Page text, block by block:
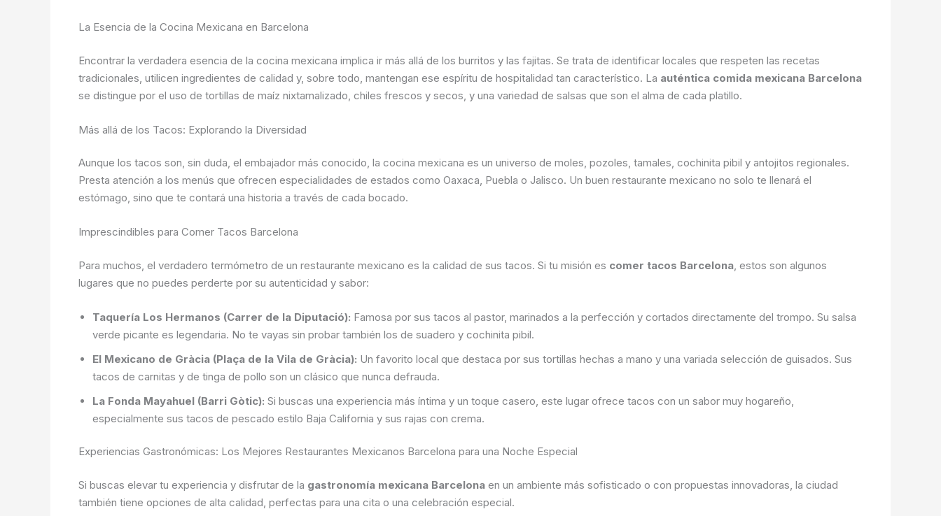
La Esencia de la Cocina Mexicana en Barcelona
Encontrar la verdadera esencia de la cocina mexicana implica ir más allá de los burritos y las fajitas. Se trata de identificar locales que respeten las recetas
tradicionales, utilicen ingredientes de calidad y, sobre todo, mantengan ese espíritu de hospitalidad tan característico. La auténtica comida mexicana Barcelona
se distingue por el uso de tortillas de maíz nixtamalizado, chiles frescos y secos, y una variedad de salsas que son el alma de cada platillo.
Más allá de los Tacos: Explorando la Diversidad
Aunque los tacos son, sin duda, el embajador más conocido, la cocina mexicana es un universo de moles, pozoles, tamales, cochinita pibil y antojitos regionales.
Presta atención a los menús que ofrecen especialidades de estados como Oaxaca, Puebla o Jalisco. Un buen restaurante mexicano no solo te llenará el
estómago, sino que te contará una historia a través de cada bocado.
Imprescindibles para Comer Tacos Barcelona
Para muchos, el verdadero termómetro de un restaurante mexicano es la calidad de sus tacos. Si tu misión es comer tacos Barcelona , estos son algunos
lugares que no puedes perderte por su autenticidad y sabor:
Taquería Los Hermanos (Carrer de la Diputació): Famosa por sus tacos al pastor, marinados a la perfección y cortados directamente del trompo. Su salsa
verde picante es legendaria. No te vayas sin probar también los de suadero y cochinita pibil.
El Mexicano de Gràcia (Plaça de la Vila de Gràcia): Un favorito local que destaca por sus tortillas hechas a mano y una variada selección de guisados. Sus
tacos de carnitas y de tinga de pollo son un clásico que nunca defrauda.
La Fonda Mayahuel (Barri Gòtic): Si buscas una experiencia más íntima y un toque casero, este lugar ofrece tacos con un sabor muy hogareño,
especialmente sus tacos de pescado estilo Baja California y sus rajas con crema.
Experiencias Gastronómicas: Los Mejores Restaurantes Mexicanos Barcelona para una Noche Especial
Si buscas elevar tu experiencia y disfrutar de la gastronomía mexicana Barcelona en un ambiente más sofisticado o con propuestas innovadoras, la ciudad
también tiene opciones de alta calidad, perfectas para una cita o una celebración especial.